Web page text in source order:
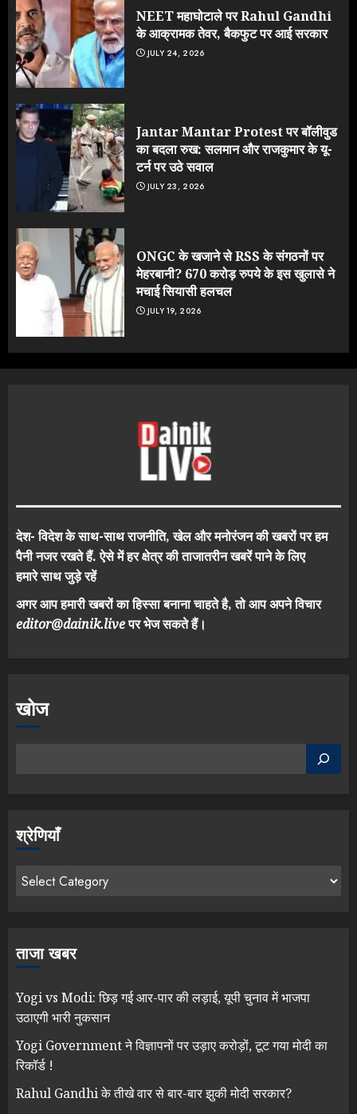
NEET महाघोटाले पर Rahul Gandhi
के आक्रामक तेवर, बैकफुट पर आई सरकार
JULY 24, 2026
Jantar Mantar Protest पर बॉलीवुड
का बदला रुख: सलमान और राजकुमार के यू-
टर्न पर उठे सवाल
JULY 23, 2026
ONGC के खजाने से RSS के संगठनों पर
मेहरबानी? 670 करोड़ रुपये के इस खुलासे ने
मचाई सियासी हलचल
JULY 19, 2026
देश- विदेश के साथ-साथ राजनीति, खेल और मनोरंजन की खबरों पर हम
पैनी नजर रखते हैं. ऐसे में हर क्षेत्र की ताजातरीन खबरें पाने के लिए
हमारे साथ जुड़े रहें
अगर आप हमारी खबरों का हिस्सा बनाना चाहते है, तो आप अपने विचार
editor@dainik.liveपर भेज सकते हैं।
खोज
श्रेणियाँ
ताजा खबर
Yogi vs Modi: छिड़ गई आर-पार की लड़ाई, यूपी चुनाव में भाजपा
उठाएगी भारी नुकसान
Yogi Government ने विज्ञापनों पर उड़ाए करोड़ों, टूट गया मोदी का
रिकॉर्ड !
Rahul Gandhi के तीखे वार से बार-बार झुकी मोदी सरकार?